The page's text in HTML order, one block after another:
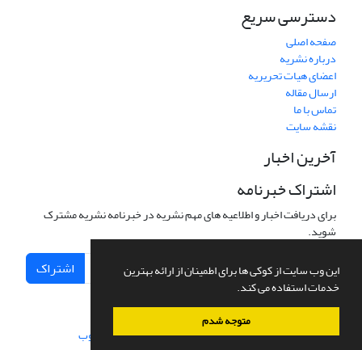
این وب سایت از کوکی ها برای اطمینان از ارائه بهترین
خدمات استفاده می کند.
متوجه شدم
دسترسی سریع
صفحه اصلی
درباره نشریه
اعضای هیات تحریریه
ارسال مقاله
تماس با ما
نقشه سایت
آخرین اخبار
اشتراک خبرنامه
برای دریافت اخبار و اطلاعیه های مهم نشریه در خبرنامه نشریه مشترک
شوید.
اشتراک
سامانه مدیریت نشریات علمی.طراحی و پیاده سازی از سیناوب